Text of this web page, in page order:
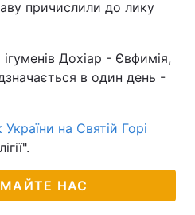
причислили до лику
Дохіар - Євфимія,
в один день -
на Святій Горі
НАС